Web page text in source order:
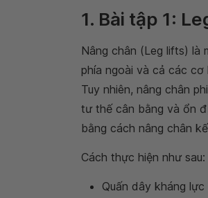
1. Bài tập 1:
Nâng chân (Leg lifts) là
phía ngoài và cả các
Tuy nhiên, nâng chân
tư thế cân bằng và ổn
bằng cách nâng chân
Cách thực hiện như sau:
Quấn dây kháng